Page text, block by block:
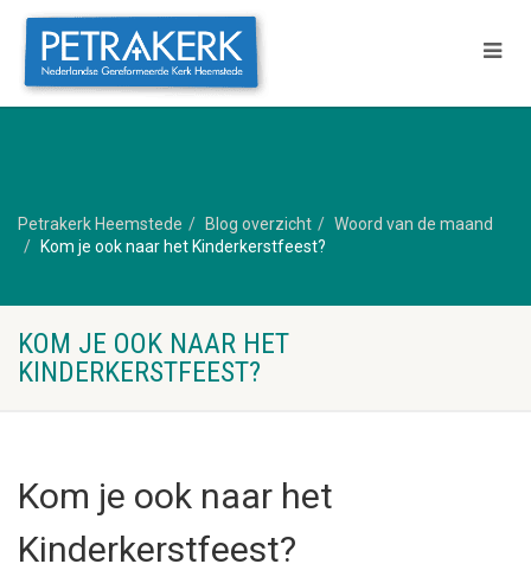
Petrakerk Heemstede Blog overzicht
Woord van de maand
Kom je ook naar het Kinderkerstfeest?
KOM JE OOK NAAR HET
KINDERKERSTFEEST?
Kom je ook naar het
Kinderkerstfeest?